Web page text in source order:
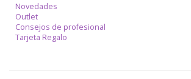
Novedades
Outlet
Consejos de profesional
Tarjeta Regalo